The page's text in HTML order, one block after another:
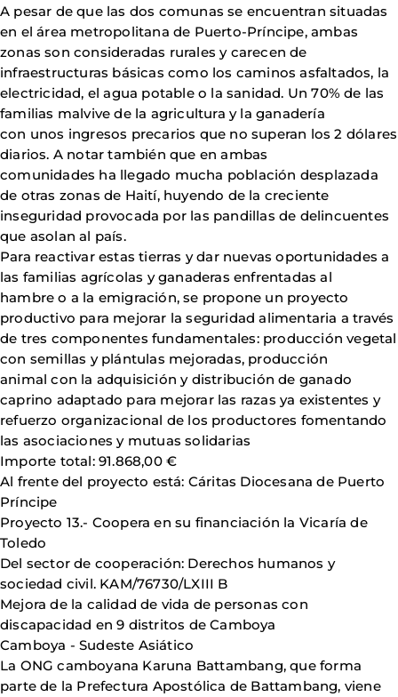
A pesar de que las dos comunas se encuentran situadas
en el área metropolitana de Puerto-Príncipe, ambas
zonas son consideradas rurales y carecen de
infraestructuras básicas como los caminos asfaltados, la
electricidad, el agua potable o la sanidad. Un 70% de las
familias malvive de la agricultura y la ganadería
con unos ingresos precarios que no superan los 2 dólares
diarios. A notar también que en ambas
comunidades ha llegado mucha población desplazada
de otras zonas de Haití, huyendo de la creciente
inseguridad provocada por las pandillas de delincuentes
que asolan al país.
Para reactivar estas tierras y dar nuevas oportunidades a
las familias agrícolas y ganaderas enfrentadas al
hambre o a la emigración, se propone un proyecto
productivo para mejorar la seguridad alimentaria a través
de tres componentes fundamentales: producción vegetal
con semillas y plántulas mejoradas, producción
animal con la adquisición y distribución de ganado
caprino adaptado para mejorar las razas ya existentes y
refuerzo organizacional de los productores fomentando
las asociaciones y mutuas solidarias
Importe total: 91.868,00 €
Al frente del proyecto está: Cáritas Diocesana de Puerto
Príncipe
Proyecto 13.- Coopera en su financiación la Vicaría de
Toledo
Del sector de cooperación: Derechos humanos y
sociedad civil. KAM/76730/LXIII B
Mejora de la calidad de vida de personas con
discapacidad en 9 distritos de Camboya
Camboya - Sudeste Asiático
La ONG camboyana Karuna Battambang, que forma
parte de la Prefectura Apostólica de Battambang, viene